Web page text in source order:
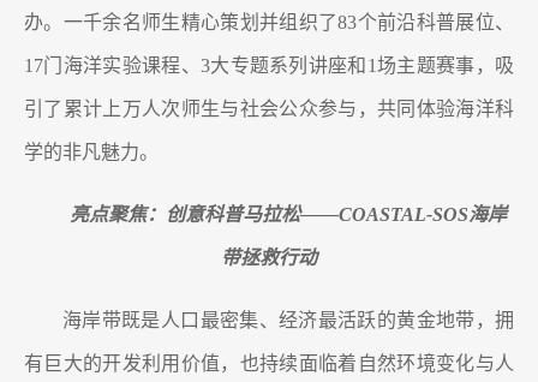
办。一千余名师生精心策划并组织了83个前沿科普展位、
17门海洋实验课程、3大专题系列讲座和1场主题赛事，吸
引了累计上万人次师生与社会公众参与，共同体验海洋科
学的非凡魅力。
亮点聚焦：创意科普马拉松——COASTAL-SOS海岸
带拯救行动
海岸带既是人口最密集、经济最活跃的黄金地带，拥
有巨大的开发利用价值，也持续面临着自然环境变化与人